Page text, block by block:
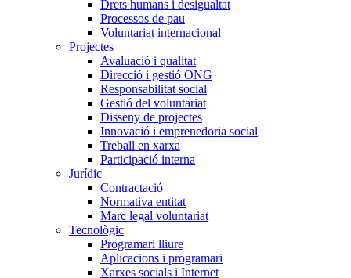
Drets humans i desigualtat
Processos de pau
Voluntariat internacional
Projectes
Avaluació i qualitat
Direcció i gestió ONG
Responsabilitat social
Gestió del voluntariat
Disseny de projectes
Innovació i emprenedoria social
Treball en xarxa
Participació interna
Jurídic
Contractació
Normativa entitat
Marc legal voluntariat
Tecnològic
Programari lliure
Aplicacions i programari
Xarxes socials i Internet